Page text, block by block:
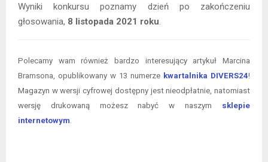
Wyniki konkursu poznamy dzień po zakończeniu
głosowania, 8 listopada 2021 roku.
Polecamy wam również bardzo interesujący artykuł Marcina
Bramsona, opublikowany w 13 numerze kwartalnika DIVERS24!
Magazyn w wersji cyfrowej dostępny jest nieodpłatnie, natomiast
wersję drukowaną możesz nabyć w naszym sklepie
internetowym.